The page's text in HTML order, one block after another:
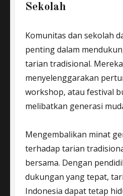
Sekolah
Komunitas dan sekolah
penting dalam
tarian tradisional.
menyelenggarakan
workshop, atau festival
melibatkan generasi
Mengembalikan minat
terhadap tarian
bersama. Dengan
dukungan yang tepat,
Indonesia dapat tetap